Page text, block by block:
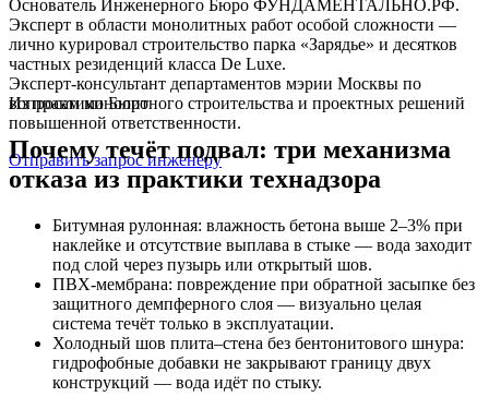
Основатель Инженерного Бюро ФУНДАМЕНТАЛЬНО.РФ.
Эксперт в области монолитных работ особой сложности —
лично курировал строительство парка «Зарядье» и десятков
частных резиденций класса De Luxe.
Эксперт-консультант департаментов мэрии Москвы по
вопросам монолитного строительства и проектных решений
повышенной ответственности.
Отправить запрос инженеру
Из практики Бюро
Почему течёт подвал: три механизма
отказа из практики технадзора
Битумная рулонная: влажность бетона выше 2–3% при
наклейке и отсутствие выплава в стыке — вода заходит
под слой через пузырь или открытый шов.
ПВХ-мембрана: повреждение при обратной засыпке без
защитного демпферного слоя — визуально целая
система течёт только в эксплуатации.
Холодный шов плита–стена без бентонитового шнура:
гидрофобные добавки не закрывают границу двух
конструкций — вода идёт по стыку.